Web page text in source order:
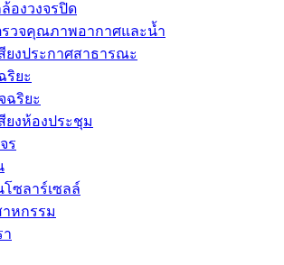
องวงจรปิด
รวจคุณภาพอากาศและน้ำ
ยงประกาศสาธารณะ
ริยะ
ฉริยะ
ยงห้องประชุม
ร
ซลาร์เซลล์
หกรรม
า